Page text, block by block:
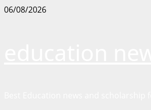
Skip
06/08/2026